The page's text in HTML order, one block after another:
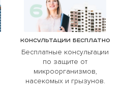
Консультации бесплатно
Бесплатные консультации
по защите от
микроорганизмов,
насекомых и грызунов.